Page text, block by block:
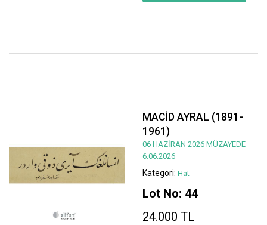
MACİD AYRAL (1891-
1961)
06 HAZİRAN 2026 MÜZAYEDE
6.06.2026
Kategori: Hat
Lot No: 44
24.000 TL